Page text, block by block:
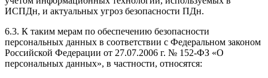
ИСПДн, и актуальных угроз безопасности ПДн.
6.3. К таким мерам по обеспечению безопасности
персональных данных в соответствии с Федеральном законом
Российской Федерации от 27.07.2006 г. № 152-ФЗ «О
персональных данных», в частности, относятся: